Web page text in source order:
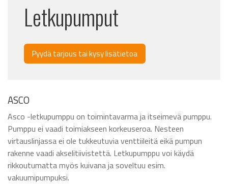
Letkupumput
Pyydä tarjous tai kysy lisätietoa
ASCO
Asco -letkupumppu on toimintavarma ja itseimevä pumppu.
Pumppu ei vaadi toimiakseen korkeuseroa. Nesteen
virtauslinjassa ei ole tukkeutuvia venttiileitä eikä pumpun
rakenne vaadi akselitiivistettä. Letkupumppu voi käydä
rikkoutumatta myös kuivana ja soveltuu esim.
vakuumipumpuksi.